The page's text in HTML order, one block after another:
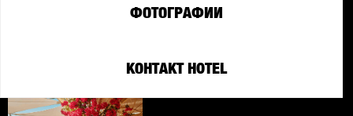
ФОТОГРАФИИ
КОНТАКТ HOTEL